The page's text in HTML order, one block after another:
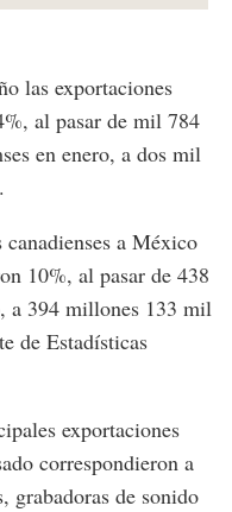
las exportaciones
al pasar de mil 784
en enero, a dos mil
a México
10%, al pasar de 438
a 394 millones 133 mil
de Estadísticas
exportaciones
correspondieron a
grabadoras de sonido